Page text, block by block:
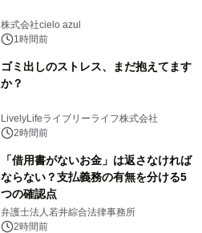
株式会社cielo azul
1時間前
ゴミ出しのストレス、まだ抱えてます
か？
LivelyLifeライブリーライフ株式会社
2時間前
「借用書がないお金」は返さなければ
ならない？支払義務の有無を分ける5
つの確認点
弁護士法人若井綜合法律事務所
2時間前